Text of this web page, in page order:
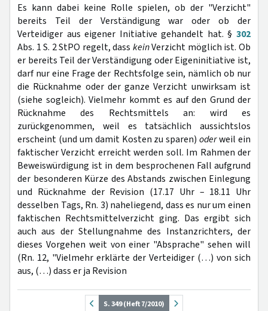
Es kann dabei keine Rolle spielen, ob der "Verzicht"
bereits Teil der Verständigung war oder ob der
Verteidiger aus eigener Initiative gehandelt hat. § 302
Abs. 1 S. 2 StPO regelt, dass keinVerzicht möglich ist. Ob
er bereits Teil der Verständigung oder Eigeninitiative ist,
darf nur eine Frage der Rechtsfolge sein, nämlich ob nur
die Rücknahme oder der ganze Verzicht unwirksam ist
(siehe sogleich). Vielmehr kommt es auf den Grund der
Rücknahme des Rechtsmittels an: wird es
zurückgenommen, weil es tatsächlich aussichtslos
erscheint (und um damit Kosten zu sparen)oderweil ein
faktischer Verzicht erreicht werden soll. Im Rahmen der
Beweiswürdigung ist in dem besprochenen Fall aufgrund
der besonderen Kürze des Abstands zwischen Einlegung
und Rücknahme der Revision (17.17 Uhr – 18.11 Uhr
desselben Tags, Rn. 3) naheliegend, dass es nur um einen
faktischen Rechtsmittelverzicht ging. Das ergibt sich
auch aus der Stellungnahme des Instanzrichters, der
dieses Vorgehen weit von einer "Absprache" sehen will
(Rn. 12, "Vielmehr erklärte der Verteidiger (…) von sich
aus, (…) dass er ja Revision
S. 349 (Heft 7/2010)